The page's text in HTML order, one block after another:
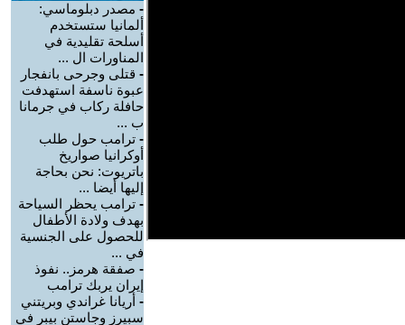
- مصدر دبلوماسي:
ألمانيا ستستخدم
أسلحة تقليدية في
المناورات ال ...
- قتلى وجرحى بانفجار
عبوة ناسفة استهدفت
حافلة ركاب في جرمانا
ب ...
- ترامب حول طلب
أوكرانيا صواريخ
باتريوت: نحن بحاجة
إليها أيضا ...
- ترامب يحظر السياحة
بهدف ولادة الأطفال
للحصول على الجنسية
في ...
- صفقة هرمز.. نفوذ
إيران يربك ترامب
- أريانا غراندي وبريتني
سبيرز وجاستن بيبر في